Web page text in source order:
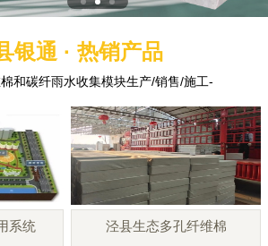
银通 · 热销产品
和碳纤雨水收集模块生产/销售/施工-
系统 泾县生态多孔纤维棉